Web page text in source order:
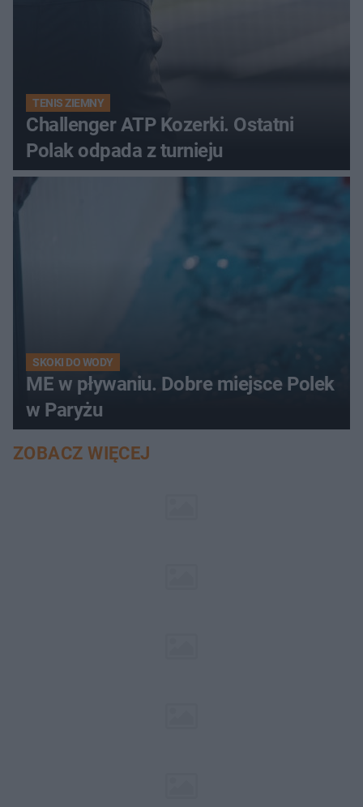
TENIS ZIEMNY
Challenger ATP Kozerki. Ostatni
Polak odpada z turnieju
SKOKI DO WODY
ME w pływaniu. Dobre miejsce Polek
w Paryżu
ZOBACZ WIĘCEJ